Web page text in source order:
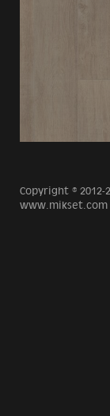
Copyright © 2012-
www.mikset.com